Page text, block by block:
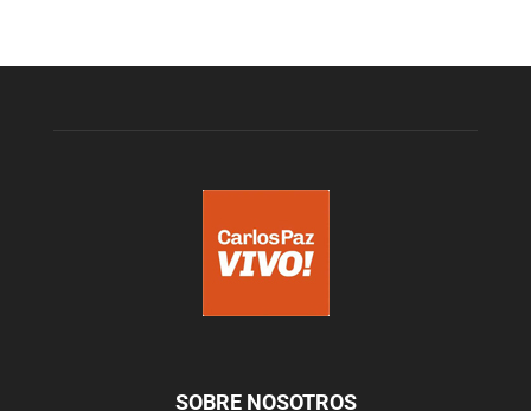
SOBRE NOSOTROS